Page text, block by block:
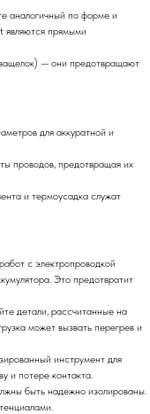
аналогичный по форме и
являются прямыми
— они предотвращают
для аккуратной и
проводов, предотвращая их
и термоусадка служат
с электропроводкой
Это предотвратит
детали, рассчитанные на
может вызвать перегрев и
инструмент для
и потере контакта.
быть надежно изолированы.